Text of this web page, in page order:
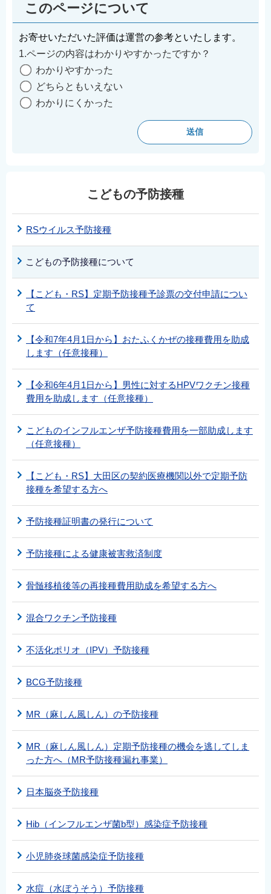
このページについて
お寄せいただいた評価は運営の参考といたします。
1.ページの内容はわかりやすかったですか？
わかりやすかった
どちらともいえない
わかりにくかった
こどもの予防接種
RSウイルス予防接種
こどもの予防接種について
【こども・RS】定期予防接種予診票の交付申請につい
て
【令和7年4月1日から】おたふくかぜの接種費用を助成
します（任意接種）
【令和6年4月1日から】男性に対するHPVワクチン接種
費用を助成します（任意接種）
こどものインフルエンザ予防接種費用を一部助成します
（任意接種）
【こども・RS】大田区の契約医療機関以外で定期予防
接種を希望する方へ
予防接種証明書の発行について
予防接種による健康被害救済制度
骨髄移植後等の再接種費用助成を希望する方へ
混合ワクチン予防接種
不活化ポリオ（IPV）予防接種
BCG予防接種
MR（麻しん風しん）の予防接種
MR（麻しん風しん）定期予防接種の機会を逃してしま
った方へ（MR予防接種漏れ事業）
日本脳炎予防接種
Hib（インフルエンザ菌b型）感染症予防接種
小児肺炎球菌感染症予防接種
水痘（水ぼうそう）予防接種